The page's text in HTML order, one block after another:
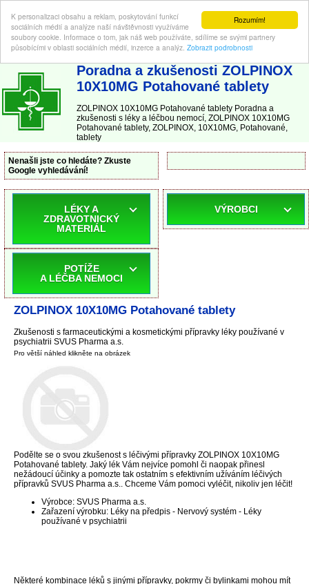
Rozumím!
K personalizaci obsahu a reklam, poskytování funkcí
sociálních médií a analýze naší návštěvnosti využíváme
soubory cookie. Informace o tom, jak náš web používáte, sdílíme se svými partnery
působícími v oblasti sociálních médií, inzerce a analýz. Zobrazit podrobnosti
ABC-LEKARNA.cz | Poradna a zkušenosti s léky a léčbou nemocí
Poradna a zkušenosti ZOLPINOX
10X10MG Potahované tablety
ZOLPINOX 10X10MG Potahované tablety Poradna a
zkušenosti s léky a léčbou nemocí, ZOLPINOX 10X10MG
Potahované tablety, ZOLPINOX, 10X10MG, Potahované,
tablety
Nenašli jste co hledáte? Zkuste
Google vyhledávání!
LÉKY A
ZDRAVOTNICKÝ
MATERIÁL
POTÍŽE
A LÉČBA NEMOCI
VÝROBCI
ZOLPINOX 10X10MG Potahované tablety
Zkušenosti s farmaceutickými a kosmetickými přípravky léky používané v
psychiatrii SVUS Pharma a.s.
Pro větší náhled klikněte na obrázek
Podělte se o svou zkušenost s léčivými přípravky ZOLPINOX 10X10MG
Potahované tablety. Jaký lék Vám nejvíce pomohl či naopak přinesl
nežádoucí účinky a pomozte tak ostatním s efektivním užíváním léčivých
přípravků SVUS Pharma a.s.. Chceme Vám pomoci vyléčit, nikoliv jen léčit!
Výrobce: SVUS Pharma a.s.
Zařazení výrobku: Léky na předpis - Nervový systém - Léky
používané v psychiatrii
Některé kombinace léků s jinými přípravky, pokrmy či bylinkami mohou mít